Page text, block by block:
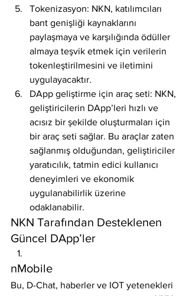
Tokenizasyon: NKN, katılımcıları
bant genişliği kaynaklarını
paylaşmaya ve karşılığında ödüller
almaya teşvik etmek için verilerin
tokenleştirilmesini ve iletimini
uygulayacaktır.
DApp geliştirme için araç seti: NKN,
geliştiricilerin DApp’leri hızlı ve
acısız bir şekilde oluşturmaları için
bir araç seti sağlar. Bu araçlar zaten
sağlanmış olduğundan, geliştiriciler
yaratıcılık, tatmin edici kullanıcı
deneyimleri ve ekonomik
uygulanabilirlik üzerine
odaklanabilir.
NKN Tarafından Desteklenen
Güncel DApp’ler
nMobile
Bu, D-Chat, haberler ve IOT yetenekleri